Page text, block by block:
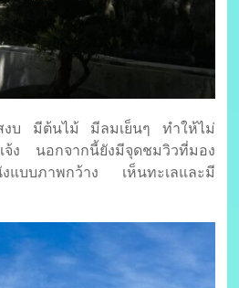
สงบ มีต้นไม้ มีลมเย็นๆ ทำให้ไม่
จ้ง นอกจากนี้ยังมีจุดชมวิวที่มอง
งแบบภาพกว้าง เห็นทะเลและมี